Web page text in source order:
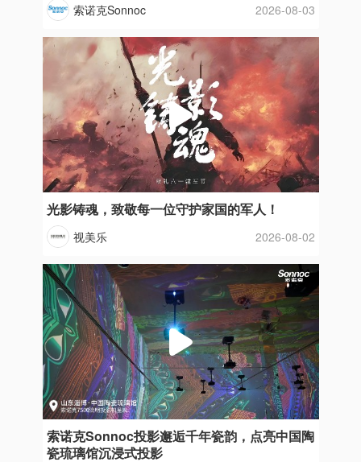
索诺克Sonnoc 2026-08-03
光影铸魂，致敬每一位守护家国的军人！
视美乐 2026-08-02
索诺克Sonnoc投影邂逅千年瓷韵，点亮中国陶
瓷琉璃馆沉浸式投影